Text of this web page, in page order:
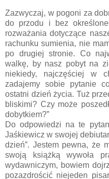
Zazwyczaj, w pogoni za
do przodu i bez
rozważania dotyczące
rachunku sumienia, nie
po drugiej stronie. Co
walkę, by nasz pobyt na
niekiedy, najczęściej w
zadajemy sobie pytanie
ostatni dzień życia. Tuż
bliskimi? Czy może
dobytkiem?”
Do odpowiedzi na te
Jaśkiewicz w swojej
dzień”. Jestem pewna, że
swoją książką wywoła
wydawniczym, bowiem
pozazdrościć niejeden